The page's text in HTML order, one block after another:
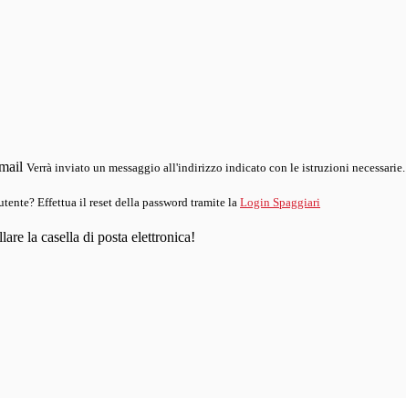
Verrà inviato un messaggio all'indirizzo indicato con le istruzioni necessarie.
Effettua il reset della password tramite la Login Spaggiari
la casella di posta elettronica!